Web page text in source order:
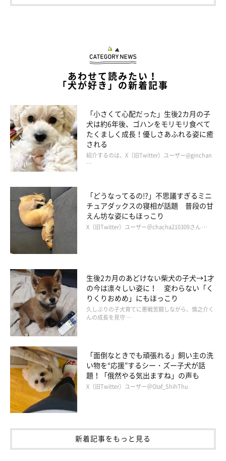
登場人物紹介
あわせて読みたい！
「犬が好き」の新着記事
「小さくて心配だった」生後2カ月の子
犬は約6年後、ゴハンをモリモリ食べて
たくましく成長！優しさあふれる姿に癒
される
紹介するのは、X（旧Twitter）ユーザー@ginchan
…
「どうなってるの!?」不思議すぎるミニ
チュアダックスの寝相が話題 普段の甘
えん坊な姿にもほっこり
X（旧Twitter）ユーザー＠chacha210309さん …
生後2カ月のあどけない柴犬の子犬→1才
の今は凛々しい姿に！ 変わらない「く
りくりおめめ」にもほっこり
久しぶりの子犬育てに悪戦苦闘しながら、慎之介く
んの成長を見守 …
「面倒なときでも頑張れる」飼い主の洗
い物を“応援”するシー・ズー子犬が話
題！「俄然やる気出ますね」の声も
X（旧Twitter）ユーザー＠Olaf_ShihThu
新着記事をもっと見る